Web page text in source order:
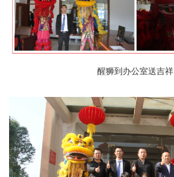
醒狮到办公室送吉祥